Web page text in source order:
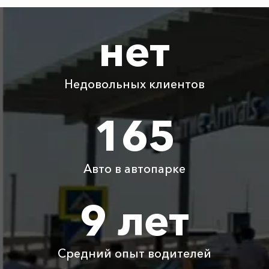
Ростов-на-Дону
650 ₽ 1300 ₽
Абрау-Дюрсо ⇆
1865 ₽ 3730 ₽ 5595 ₽
1590 ₽ 3180 ₽ 4770 ₽
Абрау-Дюрсо ⇆
Абрау-Дюрсо ⇆
1550 ₽ 3100 ₽
Детское
нет
Недовольных клиентов
165
Авто в автопарке
9 лет
Средний опыт водителей